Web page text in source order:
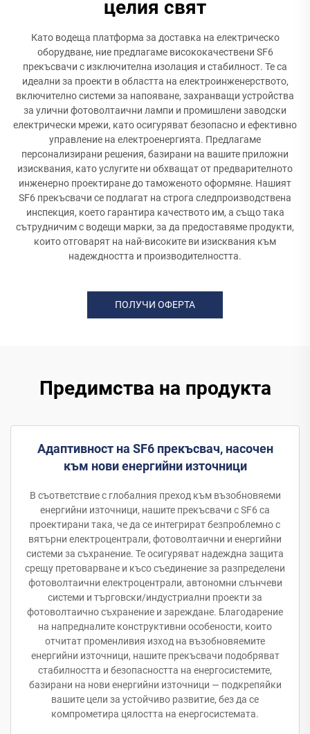
целия свят
Като водеща платформа за доставка на електрическо
оборудване, ние предлагаме висококачествени SF6
прекъсвачи с изключителна изолация и стабилност. Те са
идеални за проекти в областта на електроинженерството,
включително системи за напояване, захранващи устройства
за улични фотоволтаични лампи и промишлени заводски
електрически мрежи, като осигуряват безопасно и ефективно
управление на електроенергията. Предлагаме
персонализирани решения, базирани на вашите приложни
изисквания, като услугите ни обхващат от предварителното
инженерно проектиране до таможеното оформяне. Нашият
SF6 прекъсвачи се подлагат на строга следпроизводствена
инспекция, което гарантира качеството им, а също така
сътрудничим с водещи марки, за да предоставяме продукти,
които отговарят на най-високите ви изисквания към
надеждността и производителността.
ПОЛУЧИ ОФЕРТА
Предимства на продукта
Адаптивност на SF6 прекъсвач, насочен
към нови енергийни източници
В съответствие с глобалния преход към възобновяеми
енергийни източници, нашите прекъсвачи с SF6 са
проектирани така, че да се интегрират безпроблемно с
вятърни електроцентрали, фотоволтаични и енергийни
системи за съхранение. Те осигуряват надеждна защита
срещу претоварване и късо съединение за разпределени
фотоволтаични електроцентрали, автономни слънчеви
системи и търговски/индустриални проекти за
фотоволтаично съхранение и зареждане. Благодарение
на напредналите конструктивни особености, които
отчитат променливия изход на възобновяемите
енергийни източници, нашите прекъсвачи подобряват
стабилността и безопасността на енергосистемите,
базирани на нови енергийни източници — подкрепяйки
вашите цели за устойчиво развитие, без да се
компрометира цялостта на енергосистемата.